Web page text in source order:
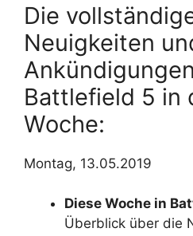
Die
Neuigkeiten
Battlefield 5 in
Woche:
Montag, 13.05.2019
Diese Woche in
Überblick über die